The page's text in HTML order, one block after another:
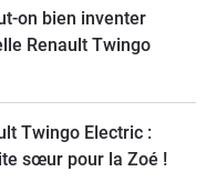
on bien inventer
Renault Twingo
Twingo Electric :
sœur pour la Zoé !